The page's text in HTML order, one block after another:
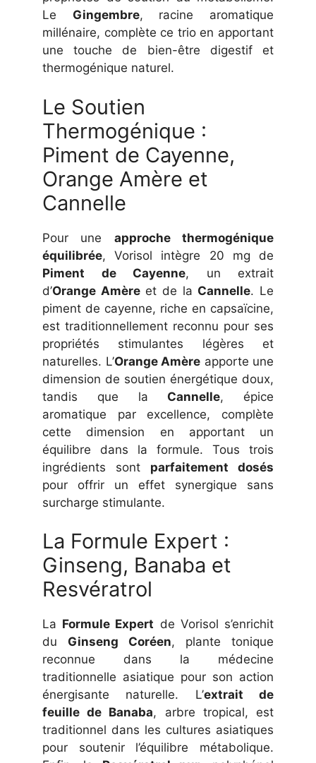
Le Gingembre, racine aromatique
millénaire, complète ce trio en apportant
une touche de bien-être digestif et
thermogénique naturel.
Le Soutien
Thermogénique :
Piment de Cayenne,
Orange Amère et
Cannelle
Pour une approche thermogénique
équilibrée, Vorisol intègre 20 mg de
Piment de Cayenne, un extrait
d’Orange Amèreet de la Cannelle. Le
piment de cayenne, riche en capsaïcine,
est traditionnellement reconnu pour ses
propriétés stimulantes légères et
naturelles. L’Orange Amère apporte une
dimension de soutien énergétique doux,
tandis que la Cannelle, épice
aromatique par excellence, complète
cette dimension en apportant un
équilibre dans la formule. Tous trois
ingrédients sont parfaitement dosés
pour offrir un effet synergique sans
surcharge stimulante.
La Formule Expert :
Ginseng, Banaba et
Resvératrol
La Formule Expert de Vorisol s’enrichit
du Ginseng Coréen, plante tonique
reconnue dans la médecine
traditionnelle asiatique pour son action
énergisante naturelle. L’extrait de
feuille de Banaba, arbre tropical, est
traditionnel dans les cultures asiatiques
pour soutenir l’équilibre métabolique.